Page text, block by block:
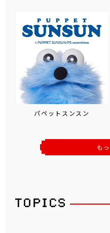
パペットスンスン
も